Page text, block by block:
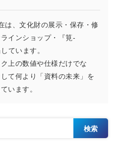
は、文化財の展示・保存・修
インショップ・『筧-
ています。
上の数値や仕様だけでな
て何より「資料の未来」を
います。
検索